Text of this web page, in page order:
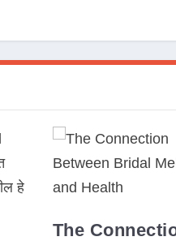
The